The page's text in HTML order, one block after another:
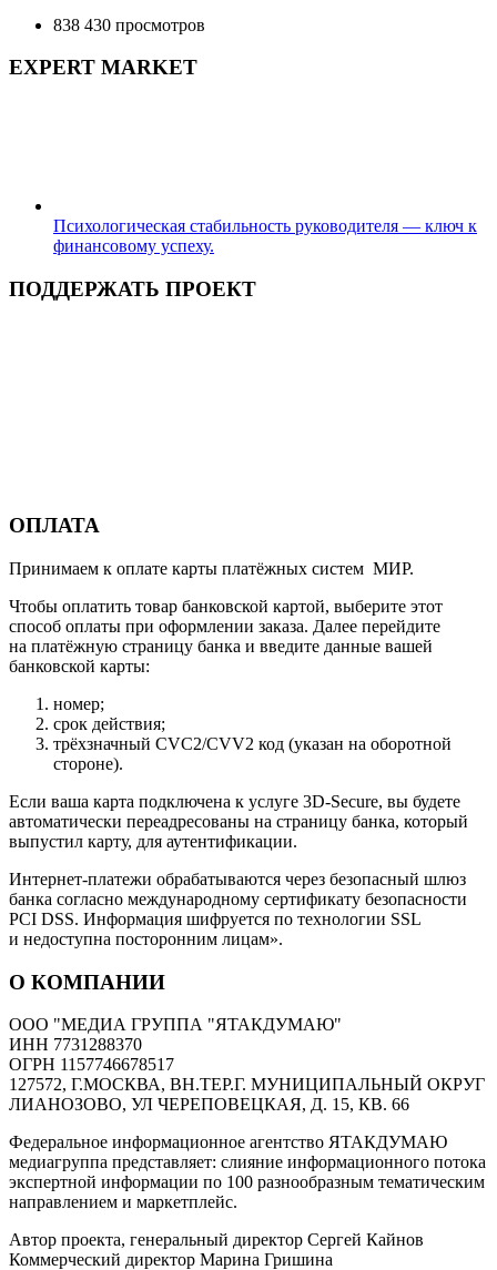
838 430 просмотров
EXPERT MARKET
Психологическая стабильность руководителя — ключ к
финансовому успеху.
ПОДДЕРЖАТЬ ПРОЕКТ
ОПЛАТА
Принимаем к оплате карты платёжных систем МИР.
Чтобы оплатить товар банковской картой, выберите этот
способ оплаты при оформлении заказа. Далее перейдите
на платёжную страницу банка и введите данные вашей
банковской карты:
номер;
срок действия;
трёхзначный CVC2/CVV2 код (указан на оборотной
стороне).
Если ваша карта подключена к услуге 3D-Secure, вы будете
автоматически переадресованы на страницу банка, который
выпустил карту, для аутентификации.
Интернет-платежи обрабатываются через безопасный шлюз
банка согласно международному сертификату безопасности
PCI DSS. Информация шифруется по технологии SSL
и недоступна посторонним лицам».
О КОМПАНИИ
ООО "МЕДИА ГРУППА "ЯТАКДУМАЮ"
ИНН 7731288370
ОГРН 1157746678517
127572, Г.МОСКВА, ВН.ТЕР.Г. МУНИЦИПАЛЬНЫЙ ОКРУГ
ЛИАНОЗОВО, УЛ ЧЕРЕПОВЕЦКАЯ, Д. 15, КВ. 66
Федеральное информационное агентство ЯТАКДУМАЮ
медиагруппа представляет: слияние информационного потока
экспертной информации по 100 разнообразным тематическим
направлением и маркетплейс.
Автор проекта, генеральный директор Сергей Кайнов
Коммерческий директор Марина Гришина